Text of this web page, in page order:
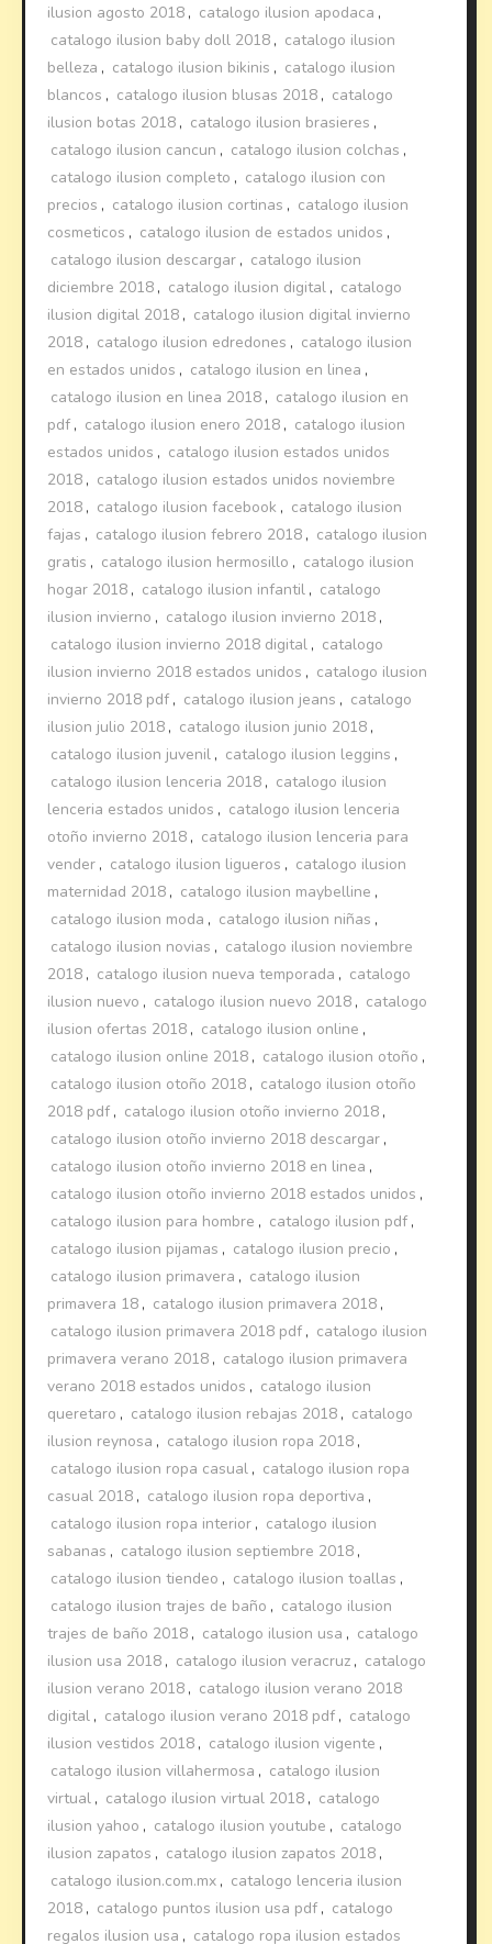
ilusion agosto 2018 , catalogo ilusion apodaca ,
catalogo ilusion baby doll 2018 , catalogo ilusion
belleza , catalogo ilusion bikinis , catalogo ilusion
blancos , catalogo ilusion blusas 2018 , catalogo
ilusion botas 2018 , catalogo ilusion brasieres ,
catalogo ilusion cancun , catalogo ilusion colchas ,
catalogo ilusion completo , catalogo ilusion con
precios , catalogo ilusion cortinas , catalogo ilusion
cosmeticos , catalogo ilusion de estados unidos ,
catalogo ilusion descargar , catalogo ilusion
diciembre 2018 , catalogo ilusion digital , catalogo
ilusion digital 2018 , catalogo ilusion digital invierno
2018 , catalogo ilusion edredones , catalogo ilusion
en estados unidos , catalogo ilusion en linea ,
catalogo ilusion en linea 2018 , catalogo ilusion en
pdf , catalogo ilusion enero 2018 , catalogo ilusion
estados unidos , catalogo ilusion estados unidos
2018 , catalogo ilusion estados unidos noviembre
2018 , catalogo ilusion facebook , catalogo ilusion
fajas , catalogo ilusion febrero 2018 , catalogo ilusion
gratis , catalogo ilusion hermosillo , catalogo ilusion
hogar 2018 , catalogo ilusion infantil , catalogo
ilusion invierno , catalogo ilusion invierno 2018 ,
catalogo ilusion invierno 2018 digital , catalogo
ilusion invierno 2018 estados unidos , catalogo ilusion
invierno 2018 pdf , catalogo ilusion jeans , catalogo
ilusion julio 2018 , catalogo ilusion junio 2018 ,
catalogo ilusion juvenil , catalogo ilusion leggins ,
catalogo ilusion lenceria 2018 , catalogo ilusion
lenceria estados unidos , catalogo ilusion lenceria
otoño invierno 2018 , catalogo ilusion lenceria para
vender , catalogo ilusion ligueros , catalogo ilusion
maternidad 2018 , catalogo ilusion maybelline ,
catalogo ilusion moda , catalogo ilusion niñas ,
catalogo ilusion novias , catalogo ilusion noviembre
2018 , catalogo ilusion nueva temporada , catalogo
ilusion nuevo , catalogo ilusion nuevo 2018 , catalogo
ilusion ofertas 2018 , catalogo ilusion online ,
catalogo ilusion online 2018 , catalogo ilusion otoño ,
catalogo ilusion otoño 2018 , catalogo ilusion otoño
2018 pdf , catalogo ilusion otoño invierno 2018 ,
catalogo ilusion otoño invierno 2018 descargar ,
catalogo ilusion otoño invierno 2018 en linea ,
catalogo ilusion otoño invierno 2018 estados unidos ,
catalogo ilusion para hombre , catalogo ilusion pdf ,
catalogo ilusion pijamas , catalogo ilusion precio ,
catalogo ilusion primavera , catalogo ilusion
primavera 18 , catalogo ilusion primavera 2018 ,
catalogo ilusion primavera 2018 pdf , catalogo ilusion
primavera verano 2018 , catalogo ilusion primavera
verano 2018 estados unidos , catalogo ilusion
queretaro , catalogo ilusion rebajas 2018 , catalogo
ilusion reynosa , catalogo ilusion ropa 2018 ,
catalogo ilusion ropa casual , catalogo ilusion ropa
casual 2018 , catalogo ilusion ropa deportiva ,
catalogo ilusion ropa interior , catalogo ilusion
sabanas , catalogo ilusion septiembre 2018 ,
catalogo ilusion tiendeo , catalogo ilusion toallas ,
catalogo ilusion trajes de baño , catalogo ilusion
trajes de baño 2018 , catalogo ilusion usa , catalogo
ilusion usa 2018 , catalogo ilusion veracruz , catalogo
ilusion verano 2018 , catalogo ilusion verano 2018
digital , catalogo ilusion verano 2018 pdf , catalogo
ilusion vestidos 2018 , catalogo ilusion vigente ,
catalogo ilusion villahermosa , catalogo ilusion
virtual , catalogo ilusion virtual 2018 , catalogo
ilusion yahoo , catalogo ilusion youtube , catalogo
ilusion zapatos , catalogo ilusion zapatos 2018 ,
catalogo ilusion.com.mx , catalogo lenceria ilusion
2018 , catalogo puntos ilusion usa pdf , catalogo
regalos ilusion usa , catalogo ropa ilusion estados